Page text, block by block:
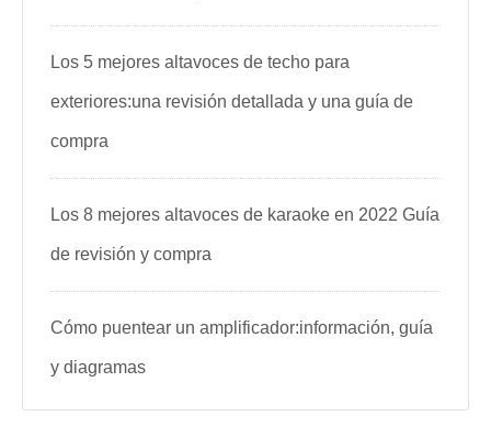
Los 5 mejores altavoces de techo para
exteriores:una revisión detallada y una guía de
compra
Los 8 mejores altavoces de karaoke en 2022 Guía
de revisión y compra
Cómo puentear un amplificador:información, guía
y diagramas